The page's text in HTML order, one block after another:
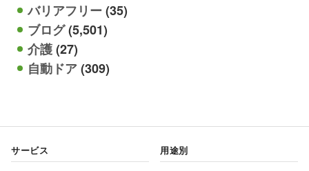
バリアフリー(35)
ブログ(5,501)
介護(27)
自動ドア(309)
サービス 用途別